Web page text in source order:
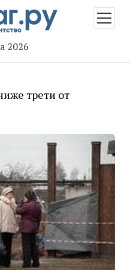
2026
меню
трети от